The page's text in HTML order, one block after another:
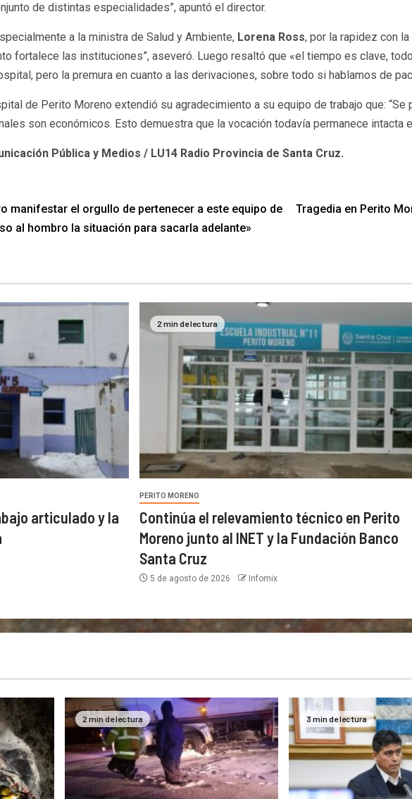
de distintas especialidades”, apuntó el director.
a la ministra de Salud y Ambiente, Lorena Ross, por la rapidez con
fortalece las instituciones”, aseveró. Luego resaltó que «el tiempo es clave,
pero la premura en cuanto a las derivaciones, sobre todo si hablamos de
de Perito Moreno extendió su agradecimiento a su equipo de trabajo que:
son económicos. Esto demuestra que la vocación todavía permanece intacta
Pública y Medios / LU14 Radio Provincia de Santa Cruz.
manifestar el orgullo de pertenecer a este equipo de
al hombro la situación para sacarla adelante»
Tragedia en Perito
articulado y la
2 min de lectura
PERITO MORENO
Continúa el relevamiento técnico en Perito
Moreno junto al INET y la Fundación Banco
Santa Cruz
5 de agosto de 2026 Infomix
2 min de lectura 3 min de lectura